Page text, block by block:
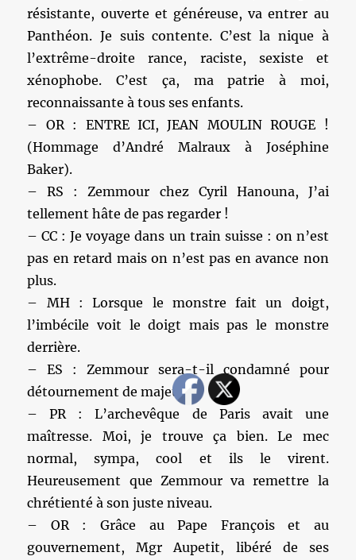
résistante, ouverte et généreuse, va entrer au
Panthéon. Je suis contente. C’est la nique à
l’extrême-droite rance, raciste, sexiste et
xénophobe. C’est ça, ma patrie à moi,
reconnaissante à tous ses enfants.
– OR : ENTRE ICI, JEAN MOULIN ROUGE !
(Hommage d’André Malraux à Joséphine
Baker).
– RS : Zemmour chez Cyril Hanouna, J’ai
tellement hâte de pas regarder !
– CC : Je voyage dans un train suisse : on n’est
pas en retard mais on n’est pas en avance non
plus.
– MH : Lorsque le monstre fait un doigt,
l’imbécile voit le doigt mais pas le monstre
derrière.
– ES : Zemmour sera-t-il condamné pour
détournement de majeur ?
– PR : L’archevêque de Paris avait une
maîtresse. Moi, je trouve ça bien. Le mec
normal, sympa, cool et ils le virent.
Heureusement que Zemmour va remettre la
chrétienté à son juste niveau.
– OR : Grâce au Pape François et au
gouvernement, Mgr Aupetit, libéré de ses